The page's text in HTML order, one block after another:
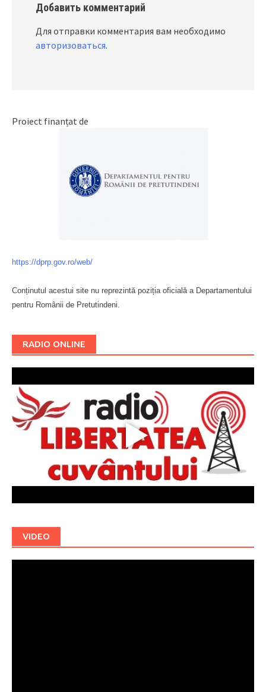
Добавить комментарий
Для отправки комментария вам необходимо
авторизоваться.
Proiect finanțat de
https://dprp.gov.ro/web/
Conținutul acestui site nu reprezintă poziția oficială a Departamentului
pentru Românii de Pretutindeni.
RADIO ONLINE
VIDEO